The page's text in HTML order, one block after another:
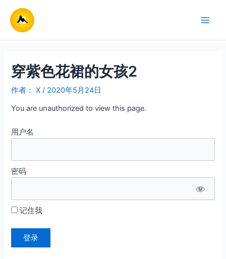
穿紫色花裙的女孩2
作者： X/ 2020年5月24日
You are unauthorized to view this page.
用户名
密码
记住我